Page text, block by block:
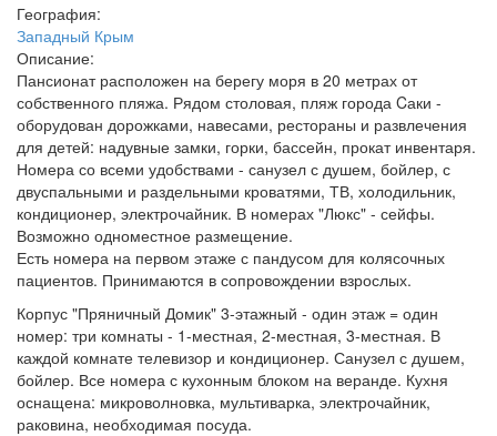
География:
Западный Крым
Описание:
Пансионат расположен на берегу моря в 20 метрах от
собственного пляжа. Рядом столовая, пляж города Cаки -
оборудован дорожками, навесами, рестораны и развлечения
для детей: надувные замки, горки, бассейн, прокат инвентаря.
Номера со всеми удобствами - санузел с душем, бойлер, с
двуспальными и раздельными кроватями, ТВ, холодильник,
кондиционер, электрочайник. В номерах "Люкс" - сейфы.
Возможно одноместное размещение.
Есть номера на первом этаже с пандусом для колясочных
пациентов. Принимаются в сопровождении взрослых.
Корпус "Пряничный Домик" 3-этажный - один этаж = один
номер: три комнаты - 1-местная, 2-местная, 3-местная. В
каждой комнате телевизор и кондиционер. Санузел с душем,
бойлер. Все номера с кухонным блоком на веранде. Кухня
оснащена: микроволновка, мультиварка, электрочайник,
раковина, необходимая посуда.